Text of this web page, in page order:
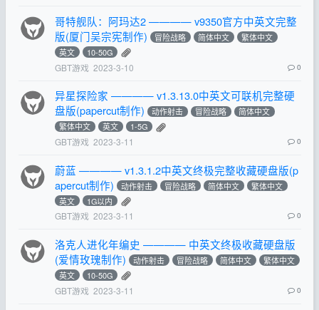
哥特舰队：阿玛达2 ———— v9350官方中英文完整
版(厦门吴宗宪制作)
冒险战略 简体中文
繁体中文
英文
10-50G
GBT游戏 2023-3-10 0
异星探险家 ———— v1.3.13.0中英文可联机完整硬
盘版(papercut制作)
动作射击 冒险战略
简体中文
繁体中文
英文 1-5G
GBT游戏 2023-3-11 0
蔚蓝 ———— v1.3.1.2中英文终极完整收藏硬盘版(p
apercut制作)
动作射击 冒险战略 简体中文
繁体中文
英文
1G以内
GBT游戏 2023-3-11 0
洛克人进化年编史 ———— 中英文终极收藏硬盘版
(爱情玫瑰制作)
动作射击 冒险战略 简体中文
繁体中文
英文
10-50G
GBT游戏 2023-3-11 0